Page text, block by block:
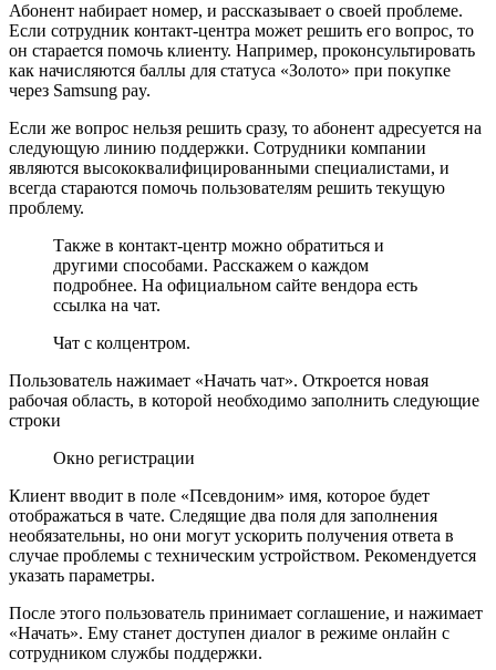
Абонент набирает номер, и рассказывает о своей проблеме.
Если сотрудник контакт-центра может решить его вопрос, то
он старается помочь клиенту. Например, проконсультировать
как начисляются баллы для статуса «Золото» при покупке
через Samsung pay.
Если же вопрос нельзя решить сразу, то абонент адресуется на
следующую линию поддержки. Сотрудники компании
являются высококвалифицированными специалистами, и
всегда стараются помочь пользователям решить текущую
проблему.
Также в контакт-центр можно обратиться и
другими способами. Расскажем о каждом
подробнее. На официальном сайте вендора есть
ссылка на чат.
Чат с колцентром.
Пользователь нажимает «Начать чат». Откроется новая
рабочая область, в которой необходимо заполнить следующие
строки
Окно регистрации
Клиент вводит в поле «Псевдоним» имя, которое будет
отображаться в чате. Следящие два поля для заполнения
необязательны, но они могут ускорить получения ответа в
случае проблемы с техническим устройством. Рекомендуется
указать параметры.
После этого пользователь принимает соглашение, и нажимает
«Начать». Ему станет доступен диалог в режиме онлайн с
сотрудником службы поддержки.